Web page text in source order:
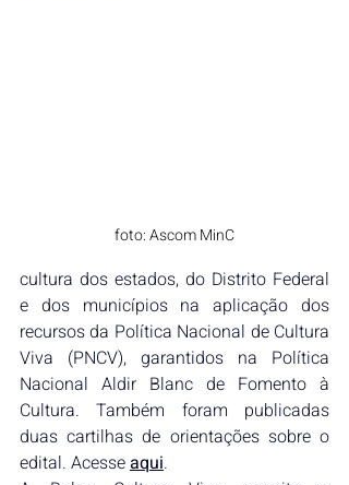
foto: Ascom MinC
cultura dos estados, do Distrito Federal
e dos municípios na aplicação dos
recursos da Política Nacional de Cultura
Viva (PNCV), garantidos na Política
Nacional Aldir Blanc de Fomento à
Cultura. Também foram publicadas
duas cartilhas de orientações sobre o
edital. Acesse aqui.